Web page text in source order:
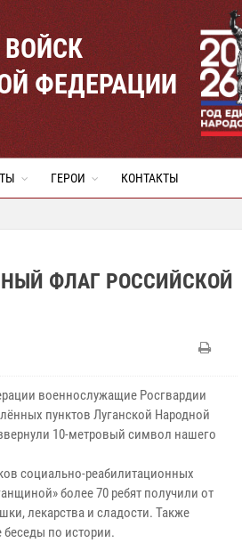
ФЕДЕРАЦИИ
ГЕРОИ КОНТАКТЫ
ФЛАГ РОССИЙСКОЙ
военнослужащие Росгвардии
пунктов Луганской Народной
10-метровый символ нашего
социально-реабилитационных
более 70 ребят получили от
лекарства и сладости. Также
по истории.